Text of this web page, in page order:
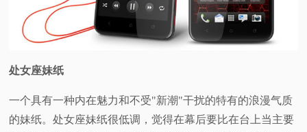
处女座妹纸
一个具有一种内在魅力和不受"新潮"干扰的特有的浪漫气质
的妹纸。处女座妹纸很低调，觉得在幕后要比在台上当主要